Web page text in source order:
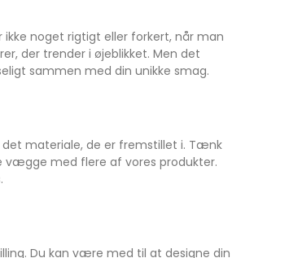
noget rigtigt eller forkert, når man
der trender i øjeblikket. Men det
sammen med din unikke smag.
det materiale, de er fremstillet i. Tænk
vægge med flere af vores produkter.
Du kan være med til at designe din